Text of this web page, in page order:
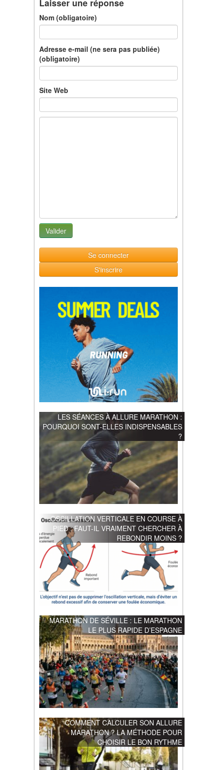
Laisser une réponse
Nom (obligatoire)
Adresse e-mail (ne sera pas publiée)
(obligatoire)
Site Web
Se connecter
S'inscrire
LES SÉANCES À ALLURE MARATHON :
POURQUOI SONT-ELLES INDISPENSABLES
?
OSCILLATION VERTICALE EN COURSE À
PIED : FAUT-IL VRAIMENT CHERCHER À
REBONDIR MOINS ?
MARATHON DE SÉVILLE : LE MARATHON
LE PLUS RAPIDE D’ESPAGNE
COMMENT CALCULER SON ALLURE
MARATHON ? LA MÉTHODE POUR
CHOISIR LE BON RYTHME